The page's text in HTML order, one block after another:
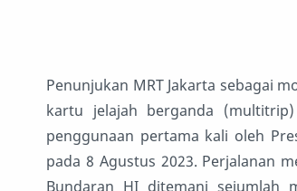
Penunjukan MRT Jakarta sebagai
kartu jelajah berganda
penggunaan pertama kali oleh
pada 8 Agustus 2023. Perjalanan
Bundaran HI ditemani sejumlah